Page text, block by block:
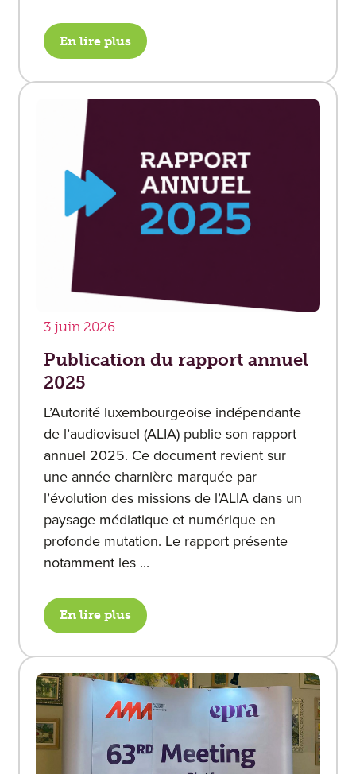
En lire plus
3 juin 2026
Publication du rapport annuel
2025
L’Autorité luxembourgeoise indépendante
de l’audiovisuel (ALIA) publie son rapport
annuel 2025. Ce document revient sur
une année charnière marquée par
l’évolution des missions de l’ALIA dans un
paysage médiatique et numérique en
profonde mutation. Le rapport présente
notamment les ...
En lire plus